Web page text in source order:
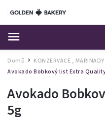
Domů / KONZERVACE , MARINADY
Avokado Bobkový list Extra
Avokado
5g